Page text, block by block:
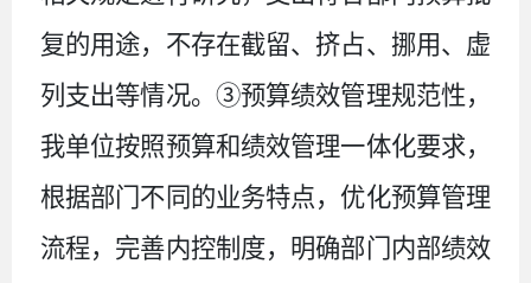
复的用途，不存在截留、挤占、挪用、虚
列支出等情况。③预算绩效管理规范性，
我单位按照预算和绩效管理一体化要求，
根据部门不同的业务特点，优化预算管理
流程，完善内控制度，明确部门内部绩效